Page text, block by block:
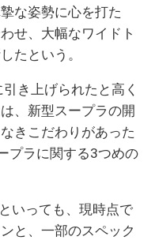
な姿勢に心を打た
せ、大幅なワイドト
たという。
き上げられたと高く
、新型スープラの開
きこだわりがあった
プラに関する3つめの
いっても、現時点で
と、一部のスペック